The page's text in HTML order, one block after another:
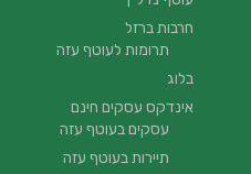
חרבות ברזל
תרומות לעוטף עזה
בלוג
אינדקס עסקים חינם
עסקים בעוטף עזה
תיירות בעוטף עזה